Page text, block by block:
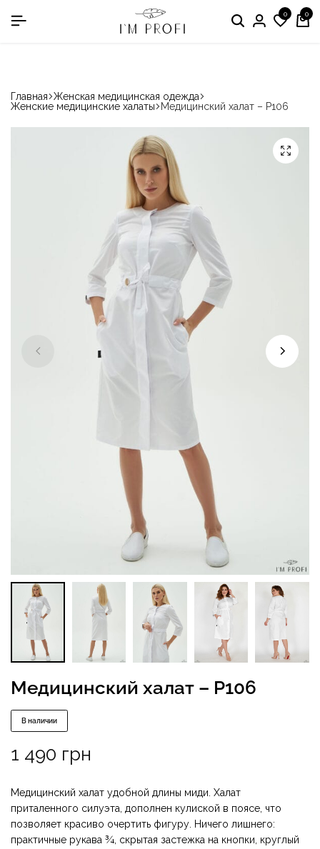
в номинации «Производитель медодежды» 0 0
Главная Женская медицинская одежда
Женские медицинские халаты
Медицинский халат – P106
Медицинский халат – P106
В наличии
1 490 грн
Медицинский халат удобной длины миди. Халат
приталенного силуэта, дополнен кулиской в поясе, что
позволяет красиво очертить фигуру. Ничего лишнего:
практичные рукава ¾, скрытая застежка на кнопки, круглый